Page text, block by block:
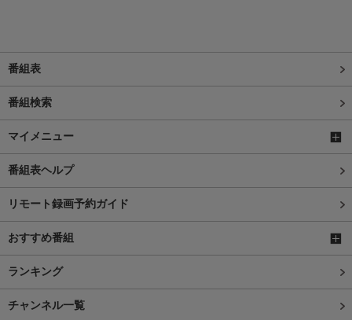
番組表
番組検索
マイメニュー
番組表ヘルプ
リモート録画予約ガイド
おすすめ番組
ランキング
チャンネル一覧